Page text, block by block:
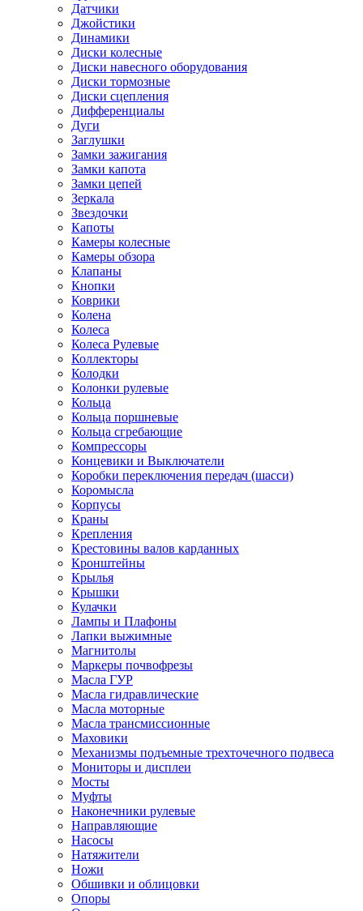
Датчики
Джойстики
Динамики
Диски колесные
Диски навесного оборудования
Диски тормозные
Диски сцепления
Дифференциалы
Дуги
Заглушки
Замки зажигания
Замки капота
Замки цепей
Зеркала
Звездочки
Капоты
Камеры колесные
Камеры обзора
Клапаны
Кнопки
Коврики
Колена
Колеса
Колеса Рулевые
Коллекторы
Колодки
Колонки рулевые
Кольца
Кольца поршневые
Кольца сгребающие
Компрессоры
Концевики и Выключатели
Коробки переключения передач (шасси)
Коромысла
Корпусы
Краны
Крепления
Крестовины валов карданных
Кронштейны
Крылья
Крышки
Кулачки
Лампы и Плафоны
Лапки выжимные
Магнитолы
Маркеры почвофрезы
Масла ГУР
Масла гидравлические
Масла моторные
Масла трансмиссионные
Маховики
Механизмы подъемные трехточечного подвеса
Мониторы и дисплеи
Мосты
Муфты
Наконечники рулевые
Направляющие
Насосы
Натяжители
Ножи
Обшивки и облицовки
Опоры